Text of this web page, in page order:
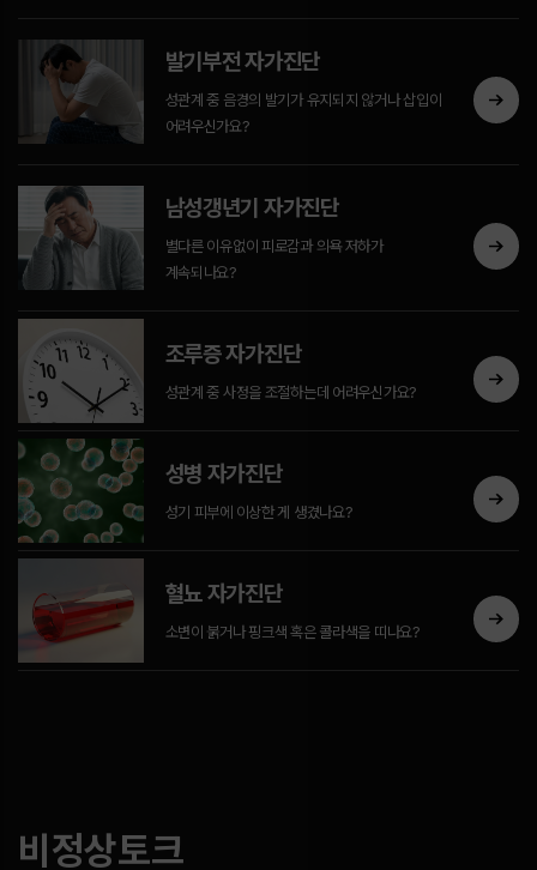
발기부전 자가진단
성관계 중 음경의 발기가 유지되지 않거나 삽입이
어려우신가요?
남성갱년기 자가진단
별다른 이유없이 피로감과 의욕 저하가
계속되나요?
조루증 자가진단
성관계 중 사정을 조절하는데 어려우신가요?
성병 자가진단
성기 피부에 이상한 게 생겼나요?
혈뇨 자가진단
소변이 붉거나 핑크색 혹은 콜라색을 띠나요?
비정상토크